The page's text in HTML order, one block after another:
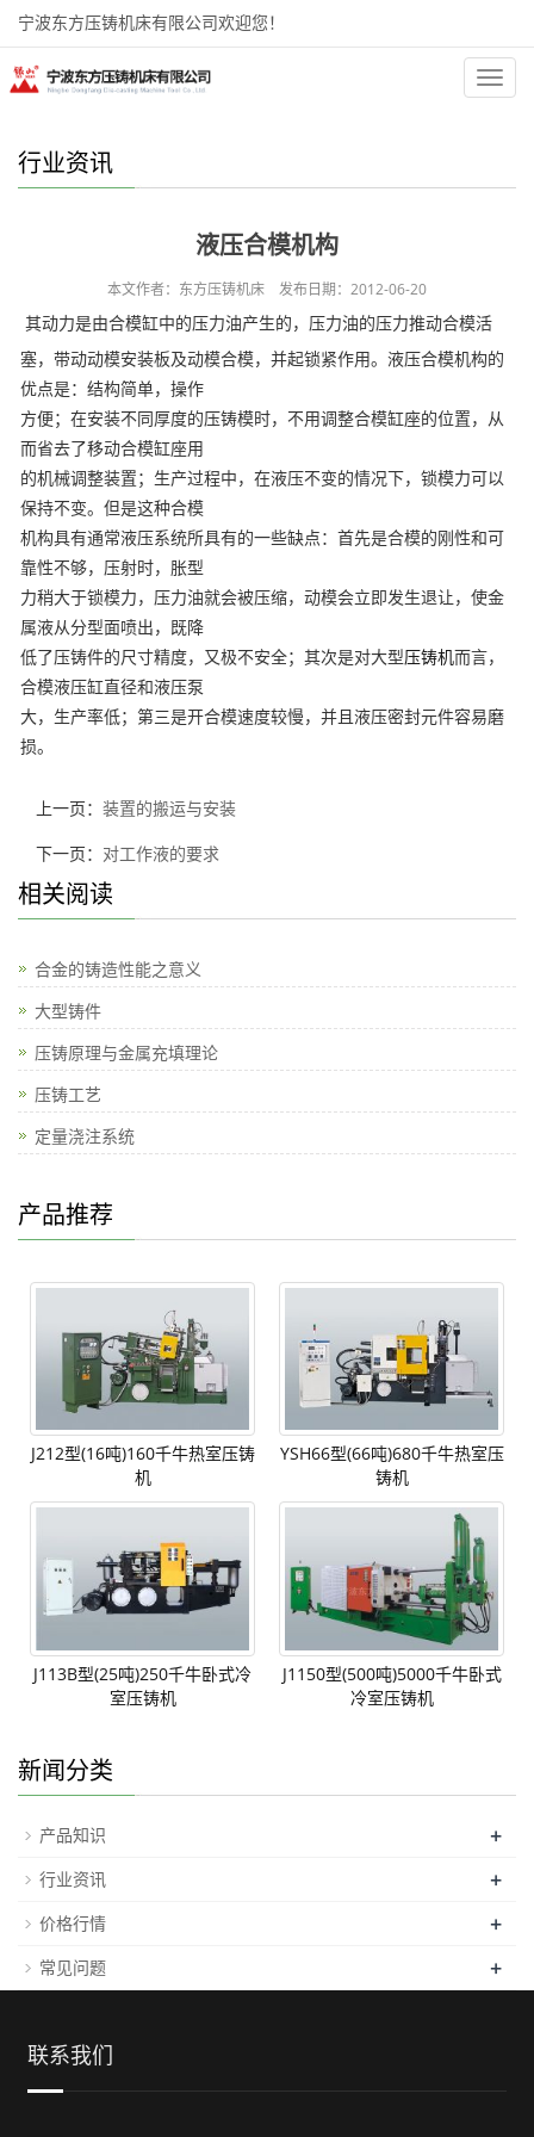
宁波东方压铸机床有限公司欢迎您！
分
类
首页 新闻中心 行业资讯
行业资讯
液压合模机构
本文作者：东方压铸机床 发布日期：2012-06-20
其动力是由合模缸中的压力油产生的，压力油的压力推动合模活
塞，带动动模安装板及动模合模，并起锁紧作用。液压合模机构的
优点是：结构简单，操作
方便；在安装不同厚度的压铸模时，不用调整合模缸座的位置，从
而省去了移动合模缸座用
的机械调整装置；生产过程中，在液压不变的情况下，锁模力可以
保持不变。但是这种合模
机构具有通常液压系统所具有的一些缺点：首先是合模的刚性和可
靠性不够，压射时，胀型
力稍大于锁模力，压力油就会被压缩，动模会立即发生退让，使金
属液从分型面喷出，既降
低了压铸件的尺寸精度，又极不安全；其次是对大型压铸机而言，
合模液压缸直径和液压泵
大，生产率低；第三是开合模速度较慢，并且液压密封元件容易磨
损。
上一页： 装置的搬运与安装
下一页： 对工作液的要求
相关阅读
合金的铸造性能之意义
大型铸件
压铸原理与金属充填理论
压铸工艺
定量浇注系统
产品推荐
J212型(16吨)160千牛热室压铸
机
YSH66型(66吨)680千牛热室压
铸机
J113B型(25吨)250千牛卧式冷
室压铸机
J1150型(500吨)5000千牛卧式
冷室压铸机
新闻分类
产品知识 +
行业资讯 +
价格行情 +
常见问题 +
联系我们